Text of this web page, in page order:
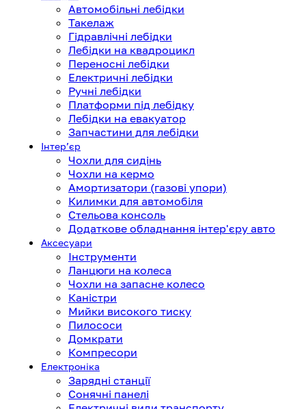
Автомобільні лебідки
Такелаж
Гідравлічні лебідки
Лебідки на квадроцикл
Переносні лебідки
Електричні лебідки
Ручні лебідки
Платформи під лебідку
Лебідки на евакуатор
Запчастини для лебідки
Інтерʼєр
Чохли для сидінь
Чохли на кермо
Амортизатори (газові упори)
Килимки для автомобіля
Стельова консоль
Додаткове обладнання інтер'єру авто
Аксесуари
Інструменти
Ланцюги на колеса
Чохли на запасне колесо
Каністри
Мийки високого тиску
Пилососи
Домкрати
Компресори
Електроніка
Зарядні станції
Сонячні панелі